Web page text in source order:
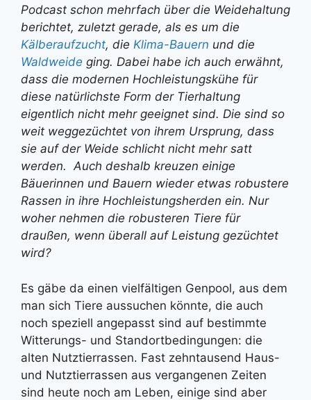
Podcast schon mehrfach über die Weidehaltung
berichtet, zuletzt gerade, als es um die
Kälberaufzucht, die Klima-Bauern und die
Waldweide ging. Dabei habe ich auch erwähnt,
dass die modernen Hochleistungskühe für
diese natürlichste Form der Tierhaltung
eigentlich nicht mehr geeignet sind. Die sind so
weit weggezüchtet von ihrem Ursprung, dass
sie auf der Weide schlicht nicht mehr satt
werden. Auch deshalb kreuzen einige
Bäuerinnen und Bauern wieder etwas robustere
Rassen in ihre Hochleistungsherden ein. Nur
woher nehmen die robusteren Tiere für
draußen, wenn überall auf Leistung gezüchtet
wird?
Es gäbe da einen vielfältigen Genpool, aus dem
man sich Tiere aussuchen könnte, die auch
noch speziell angepasst sind auf bestimmte
Witterungs- und Standortbedingungen: die
alten Nutztierrassen. Fast zehntausend Haus-
und Nutztierrassen aus vergangenen Zeiten
sind heute noch am Leben, einige sind aber